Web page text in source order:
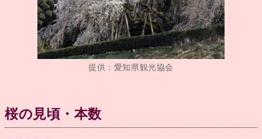
提供：愛知県観光協会
桜の見頃・本数